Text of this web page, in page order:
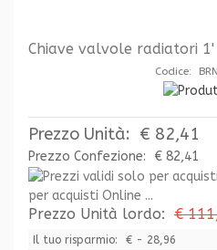
Chiave valvole radiatori 1'
Codice:
Prezzo Unità: € 82,41
Prezzo Confezione:
€ 82,41
per acquisti Online ...
Prezzo Unità lordo: €
Il tuo risparmio: € - 28,96